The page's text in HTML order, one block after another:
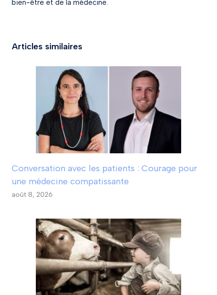
bien-être et de la médecine.
Articles similaires
Conversation avec les patients : Courage pour
une médecine compatissante
août 8, 2026